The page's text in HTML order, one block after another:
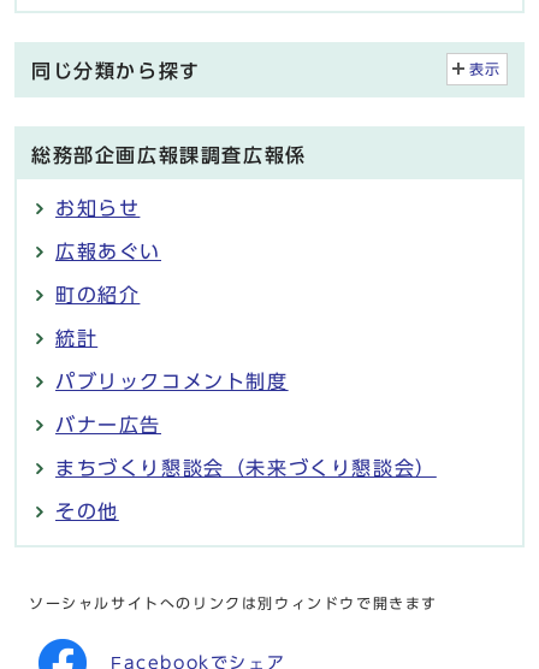
同じ分類から探す 表示
総務部企画広報課調査広報係
お知らせ
広報あぐい
町の紹介
統計
パブリックコメント制度
バナー広告
まちづくり懇談会（未来づくり懇談会）
その他
ソーシャルサイトへのリンクは別ウィンドウで開きます
Facebookでシェア